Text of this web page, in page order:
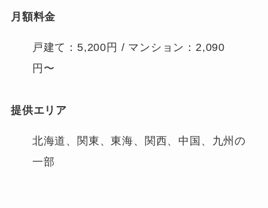
月額料金
戸建て：5,200円 / マンション：2,090
円〜
提供エリア
北海道、関東、東海、関西、中国、九州の
一部